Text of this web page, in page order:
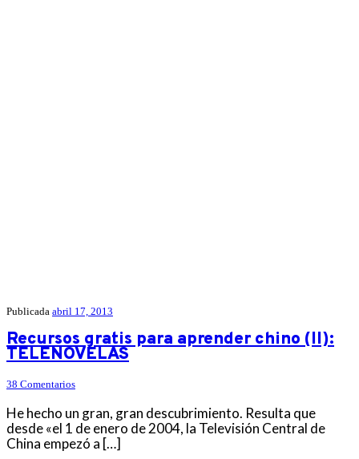
Publicada abril 17, 2013
Recursos gratis para aprender chino (II):
TELENOVELAS
38 Comentarios
He hecho un gran, gran descubrimiento. Resulta que
desde «el 1 de enero de 2004, la Televisión Central de
China empezó a […]